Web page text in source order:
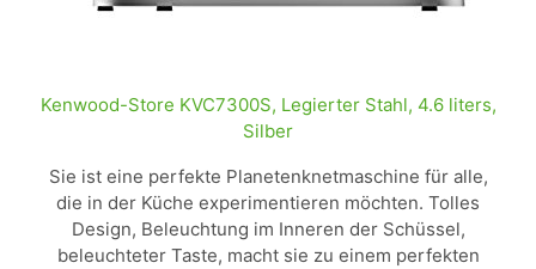
Kenwood-Store KVC7300S, Legierter Stahl, 4.6 liters,
Silber
Sie ist eine perfekte Planetenknetmaschine für alle,
die in der Küche experimentieren möchten. Tolles
Design, Beleuchtung im Inneren der Schüssel,
beleuchteter Taste, macht sie zu einem perfekten